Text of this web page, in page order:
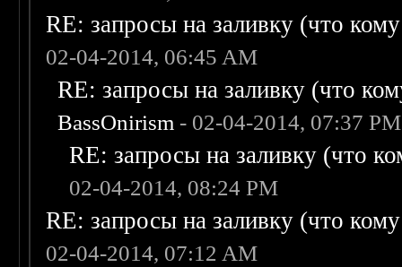
RE: запросы на заливку (что
02-04-2014, 06:45 AM
RE: запросы на заливку (что
BassOnirism - 02-04-2014, 07:37 PM
RE: запросы на заливку (что
02-04-2014, 08:24 PM
RE: запросы на заливку (что
02-04-2014, 07:12 AM